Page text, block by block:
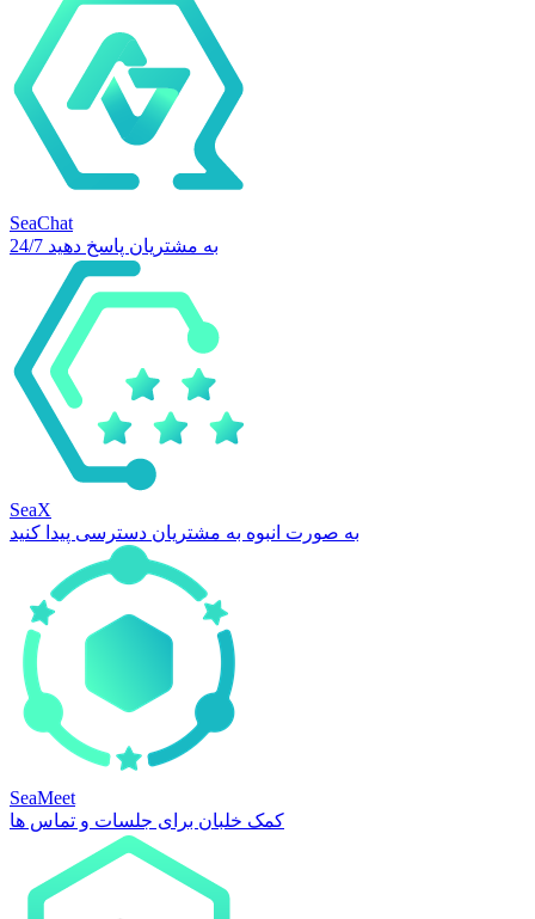
SeaChat
24/7 به مشتریان پاسخ دهید
SeaX
به صورت انبوه به مشتریان دسترسی پیدا کنید
SeaMeet
کمک خلبان برای جلسات و تماس ها